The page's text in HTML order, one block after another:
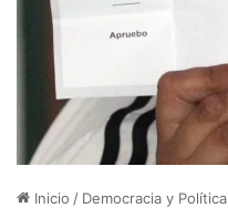
Inicio / Democracia y Política